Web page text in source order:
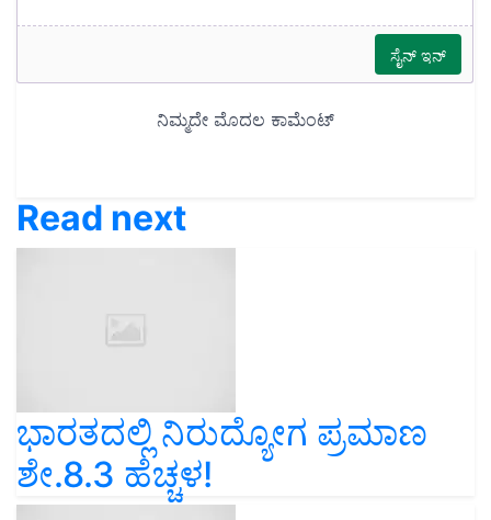
Read next
ಭಾರತದಲ್ಲಿ ನಿರುದ್ಯೋಗ ಪ್ರಮಾಣ
ಶೇ.8.3 ಹೆಚ್ಚಳ!